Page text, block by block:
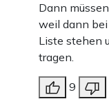
Dann
weil dann bei
Liste stehen
tragen.
9